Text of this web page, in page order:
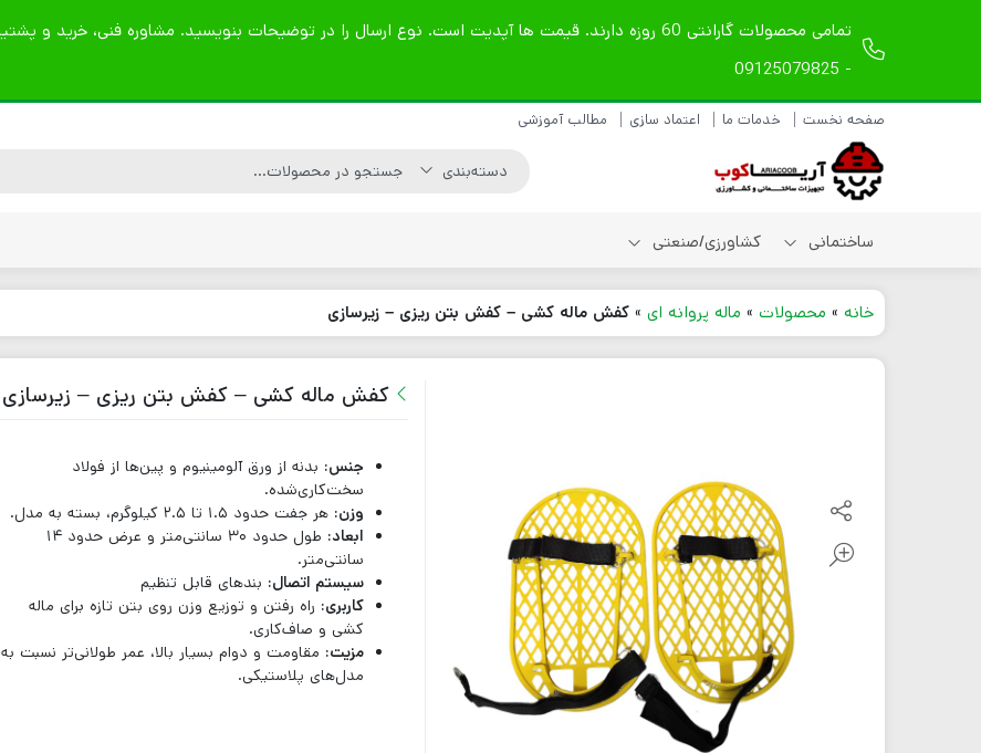
- 09125079825
صفحه نخست خدمات ما اعتماد سازی مطالب آموزشی
ساختمانی
شیلنگ ویبراتور دریلی
ویبراتور
کاتر آسفالت بر
لوازم یدکی کاتر
آسفالت و بتن
تیغه کاتر آسفالت بر
کمپکتور قورباغه ای
کمپکتور صفحه ای
کشاورزی/صنعتی
موتور برق بنزینی
موتور برق دیزلی
خانه » محصولات » ماله پروانه ای » کفش ماله کشی – کفش بتن ریزی – زیرسازی
کفش ماله کشی – کفش بتن ریزی – زیرسازی
جنس: بدنه از ورق آلومینیوم و پین‌ها از فولاد
سخت‌کاری‌شده.
وزن: هر جفت حدود ۱.۵ تا ۲.۵ کیلوگرم، بسته به مدل.
ابعاد:
طول حدود ۳۰ سانتی‌متر و عرض حدود ۱۴
سانتی‌متر.
سیستم اتصال: بندهای قابل تنظیم
کاربری: راه رفتن و توزیع وزن روی بتن تازه برای ماله
کشی و صاف‌کاری.
مزیت: مقاومت و دوام بسیار بالا، عمر طولانی‌تر نسبت به
مدل‌های پلاستیکی.